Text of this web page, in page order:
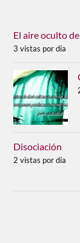
El aire oculto
3 vistas por día
Disociación
2 vistas por día